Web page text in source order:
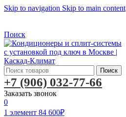
Skip to navigation Skip to main content
Поиск
Поиск
+7 (906) 032-77-66
Заказать звонок
0
1 элемент 84 600₽